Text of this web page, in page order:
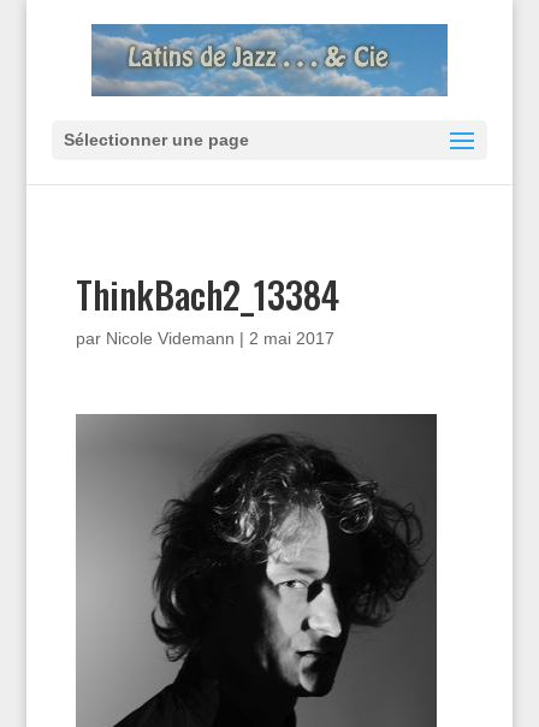
Sélectionner une page
ThinkBach2_13384
par Nicole Videmann | 2 mai 2017